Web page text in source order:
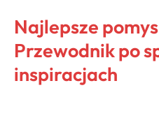
Najlepsze
Przewodnik po
inspiracjach